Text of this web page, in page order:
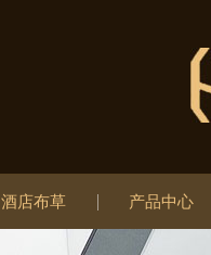
酒店布草 产品中心